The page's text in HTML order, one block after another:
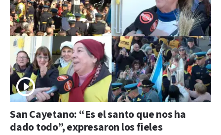
San Cayetano: “Es el santo que nos ha
dado todo”, expresaron los fieles